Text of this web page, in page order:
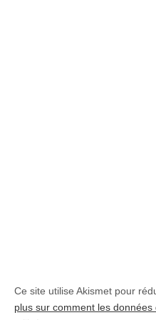
Ce site utilise Akismet pour
plus sur comment les